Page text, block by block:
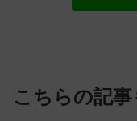
こちらの記